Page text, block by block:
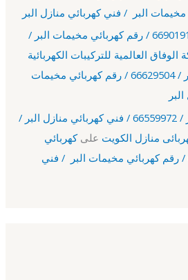
كهربائي مخيمات البر / 66901910 / رقم كهربائي مخيمات البر /
العالمية للتركيبات الكهربائية
كهربائي مخيمات البر / 66629504 / رقم كهربائي مخيمات
رقم كهربائي مخيمات البر / 66559972 / فني كهربائي منازل البر /
منازل الكويت علىكهربائي
مخيمات البر / 66629504 / رقم كهربائي مخيمات البر / فني